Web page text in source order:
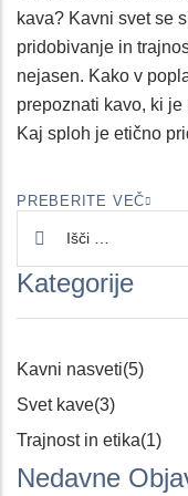
kava? Kavni svet se
pridobivanje in
nejasen. Kako v
prepoznati kavo, ki
Kaj sploh je etično
PREBERITE VEČ
Kategorije
Kavni nasveti(5)
Svet kave(3)
Trajnost in etika(1)
Nedavne